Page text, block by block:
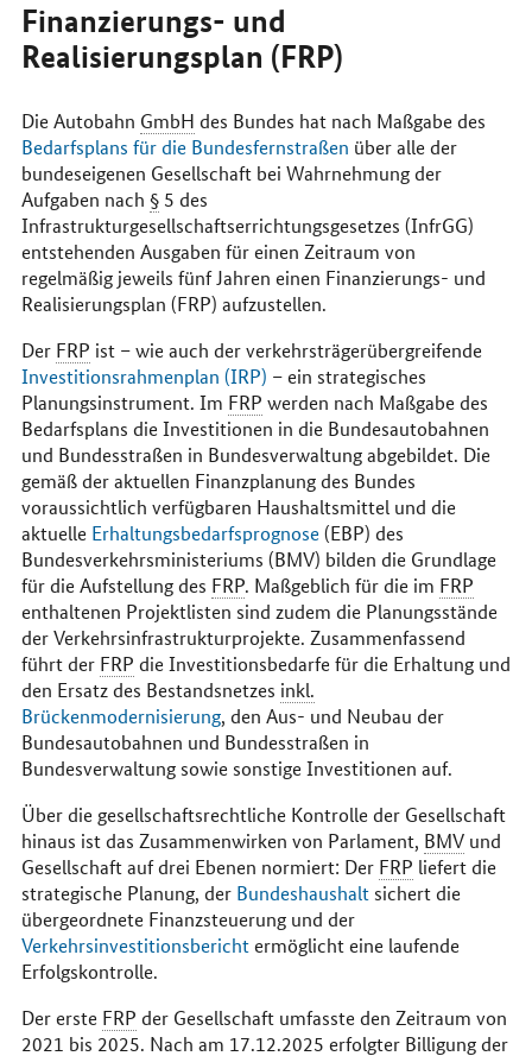
Finanzierungs- und
Realisierungsplan (FRP)
Die Autobahn GmbH des Bundes hat nach Maßgabe des
Bedarfsplans für die Bundesfernstraßen über alle der
bundeseigenen Gesellschaft bei Wahrnehmung der
Aufgaben nach §5 des
Infrastrukturgesellschaftserrichtungsgesetzes (InfrGG)
entstehenden Ausgaben für einen Zeitraum von
regelmäßig jeweils fünf Jahren einen Finanzierungs- und
Realisierungsplan (FRP) aufzustellen.
Der FRP ist – wie auch der verkehrsträgerübergreifende
Investitionsrahmenplan (IRP) – ein strategisches
Planungsinstrument. Im FRP werden nach Maßgabe des
Bedarfsplans die Investitionen in die Bundesautobahnen
und Bundesstraßen in Bundesverwaltung abgebildet. Die
gemäß der aktuellen Finanzplanung des Bundes
voraussichtlich verfügbaren Haushaltsmittel und die
aktuelle Erhaltungsbedarfsprognose(EBP) des
Bundesverkehrsministeriums (BMV) bilden die Grundlage
für die Aufstellung des FRP. Maßgeblich für die im FRP
enthaltenen Projektlisten sind zudem die Planungsstände
der Verkehrsinfrastrukturprojekte. Zusammenfassend
führt der FRP die Investitionsbedarfe für die Erhaltung und
den Ersatz des Bestandsnetzes inkl.
Brückenmodernisierung, den Aus- und Neubau der
Bundesautobahnen und Bundesstraßen in
Bundesverwaltung sowie sonstige Investitionen auf.
Über die gesellschaftsrechtliche Kontrolle der Gesellschaft
hinaus ist das Zusammenwirken von Parlament, BMVund
Gesellschaft auf drei Ebenen normiert: Der FRP liefert die
strategische Planung, der Bundeshaushaltsichert die
übergeordnete Finanzsteuerung und der
Verkehrsinvestitionsberichtermöglicht eine laufende
Erfolgskontrolle.
Der erste FRP der Gesellschaft umfasste den Zeitraum von
2021 bis 2025. Nach am 17.12.2025 erfolgter Billigung der